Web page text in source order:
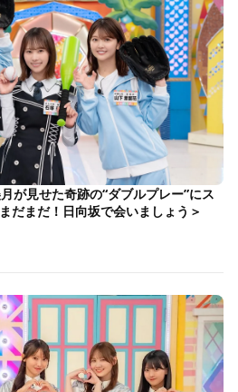
が見せた奇跡の“ダブルプレー”にス
だまだ！日向坂で会いましょう＞